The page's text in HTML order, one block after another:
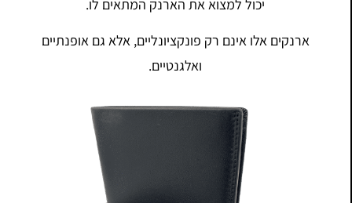
יכול למצוא את הארנק המתאים לו.
ארנקים אלו אינם רק פונקציונליים, אלא גם אופנתיים
ואלגנטיים.